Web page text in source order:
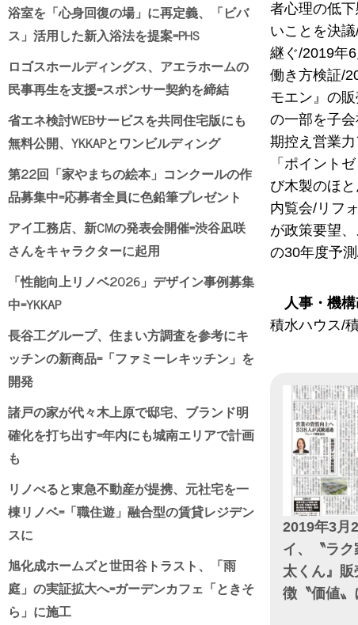
者心理の低
いことを決
継ぐ/2019年
働き方検証/
モエン』の
の一部を子
期控え営業
「ポイント
び木製のほ
内覧会/リフ
が政策要望
の30年度予
人事・機
積水ハウス/
2019年3月
イ、〝ラ
太くん』
徴〝価値〟
浴室を「心身回復の場」に再定義、「ビバ
ス」活用した新入浴法を提案=PHS
ロゴスホールディングス、アエラホームの
民事再生を支援=スポンサー契約を締結
省エネ検討WEBサービスを共同住宅版にも
無料公開、YKKAPとワンビルディング
第22回「家やまちの絵本」コンクールの作
品募集中=応募者全員に色鉛筆プレゼント
アイ工務店、新CMの発表会開催=渋谷凪咲
さんをキャラクターに起用
「性能向上リノベ2026」デザイン事例募集
中=YKKAP
長谷工グループ、住まい方調査を参考にキ
ッチンの新商品=「ファミーレキッチン」を
開発
諸戸の家が代々木上原で邸宅、ブランド明
確化を打ち出す=年内にも城南エリアで計画
も
リノべると東急不動産が提携、元社宅を一
棟リノベ=「職住遊」融合型の賃貸レジデン
スに
旭化成ホームズと世田谷トラスト、「雨
庭」の実証拡大へ=ガーデンカフェ「ときそ
ら」に施工